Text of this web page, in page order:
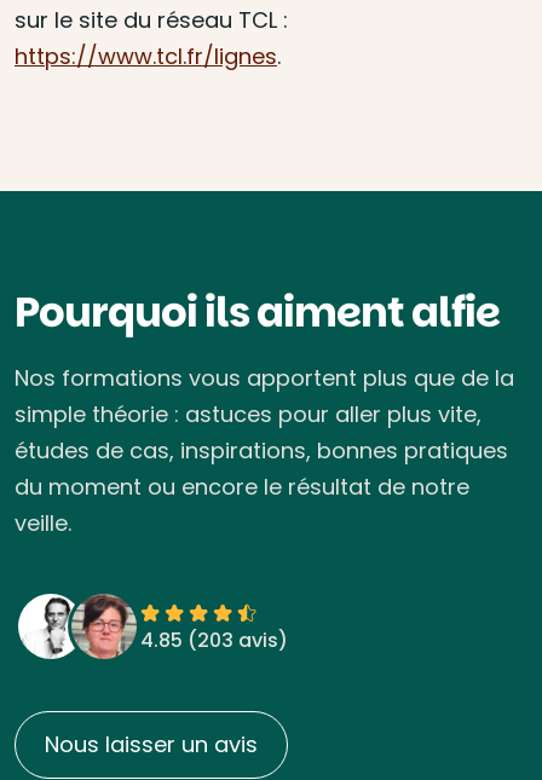
sur le site du réseau TCL :
https://www.tcl.fr/lignes.
Pourquoi ils aiment alfie
Nos formations vous apportent plus que de la
simple théorie : astuces pour aller plus vite,
études de cas, inspirations, bonnes pratiques
du moment ou encore le résultat de notre
veille.
4.85 (203 avis)
Nous laisser un avis